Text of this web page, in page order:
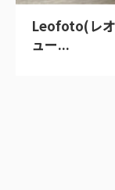
Leofoto(レ
ュー...